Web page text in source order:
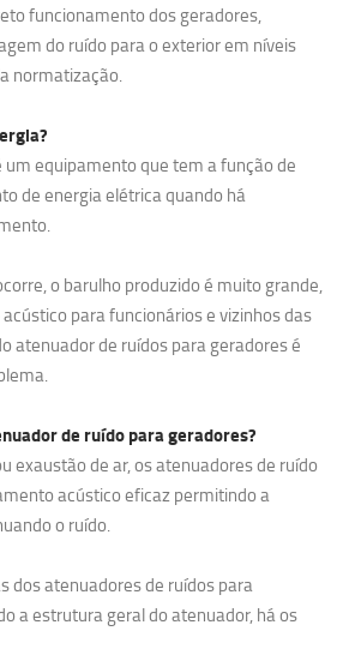
funcionamento dos geradores,
do ruído para o exterior em níveis
normatização.
um equipamento que tem a função de
de energia elétrica quando há
o barulho produzido é muito grande,
para funcionários e vizinhos das
atenuador de ruídos para geradores é
de ruído para geradores?
exaustão de ar, os atenuadores de ruído
acústico eficaz permitindo a
o ruído.
dos atenuadores de ruídos para
a estrutura geral do atenuador, há os